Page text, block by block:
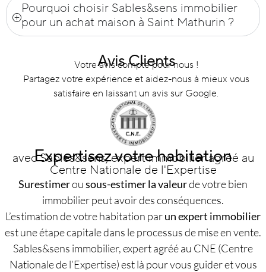
Pourquoi choisir Sables&sens immobilier
pour un achat maison à Saint Mathurin ?
Avis Clients
Votre avis compte pour nous !
Partagez votre expérience et aidez-nous à mieux vous
satisfaire en laissant un avis sur Google.
Expertisez votre habitation
avec Sables&sens, expert immobilier agréé au
Centre Nationale de l'Expertise
Surestimerousous-estimer la valeurde votre bien
immobilier peut avoir des conséquences.
L’estimation de votre habitation parun expert immobilier
est une étape capitale dans le processus de mise en vente.
Sables&sens immobilier, expert agréé au CNE (Centre
Nationale de l’Expertise) est là pour vous guider et vous